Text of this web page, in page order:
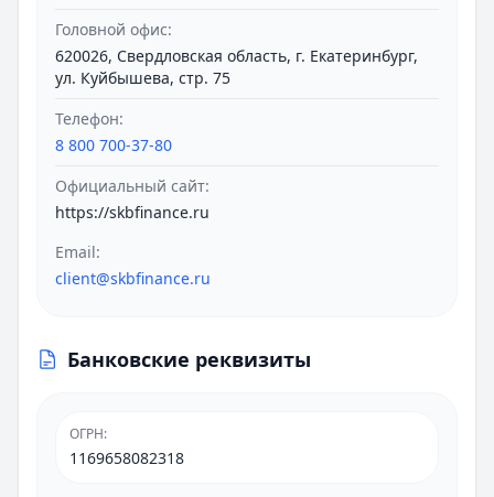
Головной офис:
620026, Свердловская область, г. Екатеринбург,
ул. Куйбышева, стр. 75
Телефон:
8 800 700-37-80
Официальный сайт:
https://skbfinance.ru
Email:
client@skbfinance.ru
Банковские реквизиты
ОГРН:
1169658082318